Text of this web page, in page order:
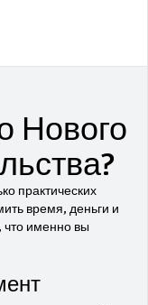
Нового
практических
время, деньги и
что именно вы